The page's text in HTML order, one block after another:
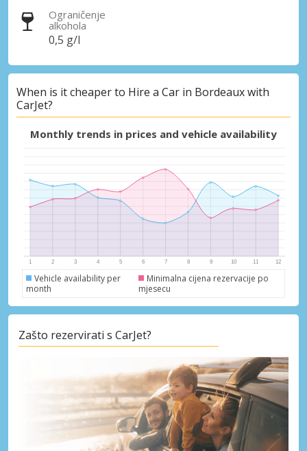
Ograničenje
alkohola
0,5 g/l
When is it cheaper to Hire a Car in Bordeaux with
CarJet?
Monthly trends in prices and vehicle availability
Vehicle availability per
month
Minimalna cijena rezervacije po
mjesecu
Zašto rezervirati s CarJet?